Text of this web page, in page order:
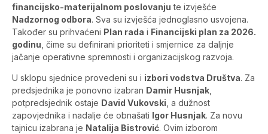
financijsko-materijalnom poslovanju te izvješće
Nadzornog odbora. Sva su izvješća jednoglasno usvojena.
Također su prihvaćeni Plan rada i Financijski plan za 2026.
godinu , čime su definirani prioriteti i smjernice za daljnje
jačanje operativne spremnosti i organizacijskog razvoja.
U sklopu sjednice provedeni su i izbori vodstva Društva. Za
predsjednika je ponovno izabran Damir Husnjak
potpredsjednik ostaje David Vukovski , a dužnost
zapovjednika i nadalje će obnašati Igor Husnjak. Za novu
tajnicu izabrana je Natalija Bistrović. Ovim izborom